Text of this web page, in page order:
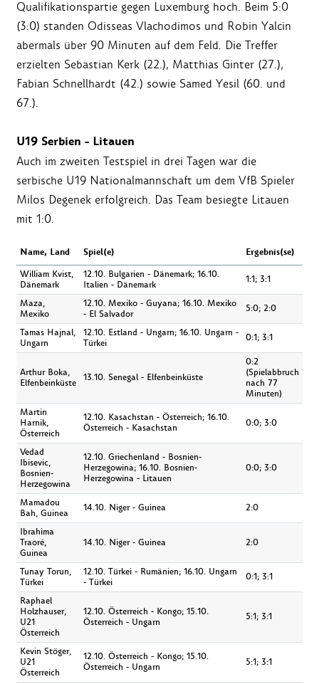
Qualifikationspartie gegen Luxemburg hoch. Beim 5:0
(3:0) standen Odisseas Vlachodimos und Robin Yalcin
abermals über 90 Minuten auf dem Feld. Die Treffer
erzielten Sebastian Kerk (22.), Matthias Ginter (27.),
Fabian Schnellhardt (42.) sowie Samed Yesil (60. und
67.).
U19 Serbien - Litauen
Auch im zweiten Testspiel in drei Tagen war die
serbische U19 Nationalmannschaft um dem VfB Spieler
Milos Degenek erfolgreich. Das Team besiegte Litauen
mit 1:0.
Name, Land Spiel(e) Ergebnis(se)
William Kvist,
Dänemark
12.10. Bulgarien - Dänemark; 16.10.
Italien - Dänemark
1:1; 3:1
Maza,
Mexiko
12.10. Mexiko - Guyana; 16.10. Mexiko
- El Salvador
5:0; 2:0
Tamas Hajnal,
Ungarn
12.10. Estland - Ungarn; 16.10. Ungarn -
Türkei
0:1; 3:1
Arthur Boka,
Elfenbeinküste
13.10. Senegal - Elfenbeinküste
0:2
(Spielabbruch
nach 77
Minuten)
Martin
Harnik,
Österreich
12.10. Kasachstan - Österreich; 16.10.
Österreich - Kasachstan
0:0; 3:0
Vedad
Ibisevic,
Bosnien-
Herzegowina
12.10. Griechenland - Bosnien-
Herzegowina; 16.10. Bosnien-
Herzegowina - Litauen
0:0; 3:0
Mamadou
Bah, Guinea
14.10. Niger - Guinea 2:0
Ibrahima
Traoré,
Guinea
14.10. Niger - Guinea 2:0
Tunay Torun,
Türkei
12.10. Türkei - Rumänien; 16.10. Ungarn
- Türkei
0:1; 3:1
Raphael
Holzhauser,
U21
Österreich
12.10. Österreich - Kongo; 15.10.
Österreich - Ungarn
5:1; 3:1
Kevin Stöger,
U21
Österreich
12.10. Österreich - Kongo; 15.10.
Österreich - Ungarn
5:1; 3:1